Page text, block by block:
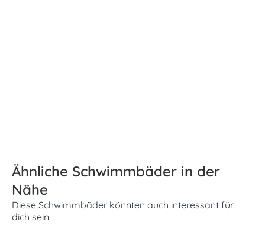
Ähnliche Schwimmbäder in der
Nähe
Diese Schwimmbäder könnten auch interessant für
dich sein